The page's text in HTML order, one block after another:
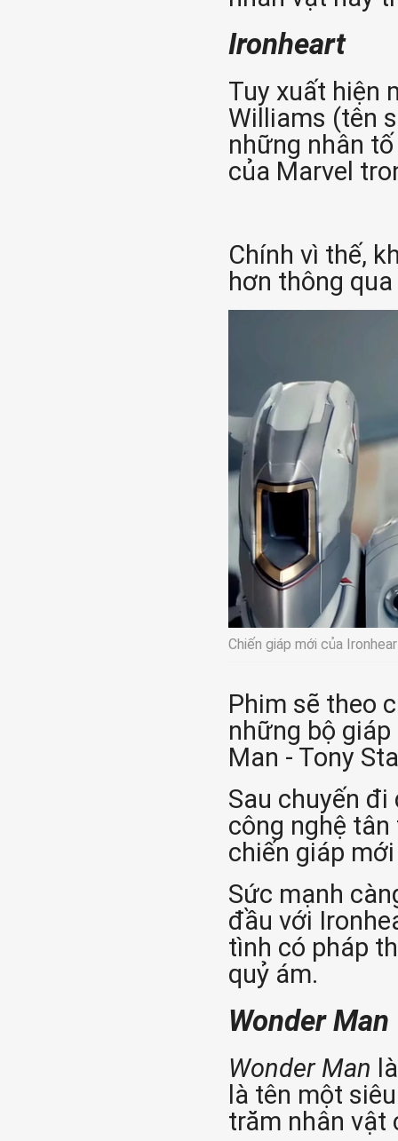
Ironheart
Tuy xuất hiện
Williams (tên
những nhân
của Marvel
Chính vì thế,
hơn thông
Chiến giáp mới của
Phim sẽ theo
những bộ
Man - Tony
Sau chuyến đi
công nghệ
chiến giáp
Sức mạnh
đầu với
tình có pháp
quỷ ám.
Wonder Man
Wonder Man
là tên một
trăm nhân vật